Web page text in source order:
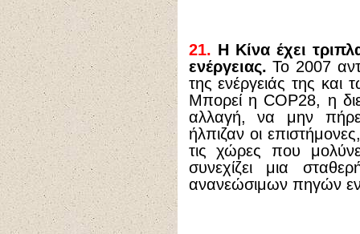
21. Η Κίνα έχει
ενέργειας. Το 2007
της ενέργειάς της
Μπορεί η COP28, η
αλλαγή, να μην
ήλπιζαν οι
τις χώρες που
συνεχίζει μια
ανανεώσιμων πηγών